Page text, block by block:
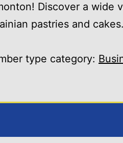
Discover a wide
pastries and cakes.
type category: